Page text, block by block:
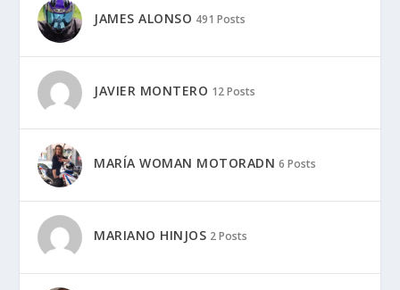
JAMES ALONSO 491 Posts
JAVIER MONTERO 12 Posts
MARÍA WOMAN MOTORADN 6 Posts
MARIANO HINJOS 2 Posts